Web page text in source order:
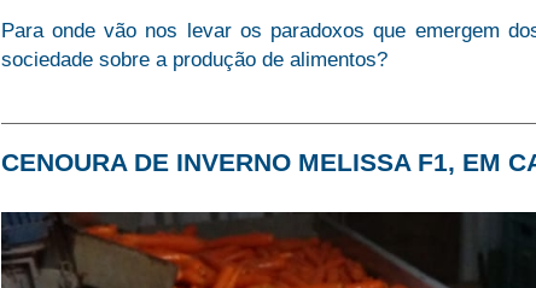
Para onde vão nos levar os paradoxos que emergem
sociedade sobre a produção de alimentos?
CENOURA DE INVERNO MELISSA F1, EM